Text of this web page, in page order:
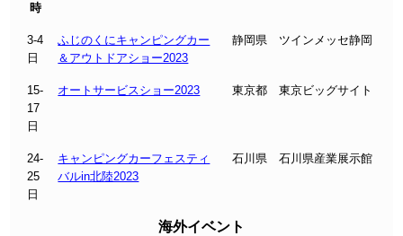
時
3-4
日
ふじのくにキャンピングカー
＆アウトドアショー2023
静岡県 ツインメッセ静岡
15-
17
日
オートサービスショー2023 東京都 東京ビッグサイト
24-
25
日
キャンピングカーフェスティ
バルin北陸2023
石川県 石川県産業展示館
海外イベント